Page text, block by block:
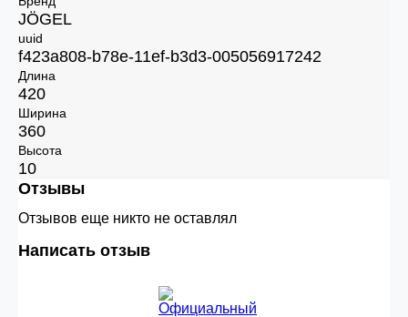
JÖGEL
uuid
f423a808-b78e-11ef-b3d3-005056917242
Длина
420
Ширина
360
Высота
10
Отзывы
Отзывов еще никто не оставлял
Написать отзыв